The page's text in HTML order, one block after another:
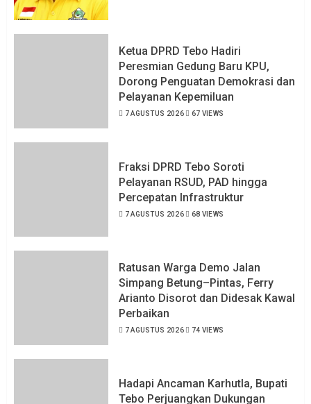
Ketua DPRD Tebo Hadiri
Peresmian Gedung Baru KPU,
Dorong Penguatan Demokrasi dan
Pelayanan Kepemiluan
7 AGUSTUS 2026 67 VIEWS
Fraksi DPRD Tebo Soroti
Pelayanan RSUD, PAD hingga
Percepatan Infrastruktur
7 AGUSTUS 2026 68 VIEWS
Ratusan Warga Demo Jalan
Simpang Betung–Pintas, Ferry
Arianto Disorot dan Didesak Kawal
Perbaikan
7 AGUSTUS 2026 74 VIEWS
Hadapi Ancaman Karhutla, Bupati
Tebo Perjuangkan Dukungan